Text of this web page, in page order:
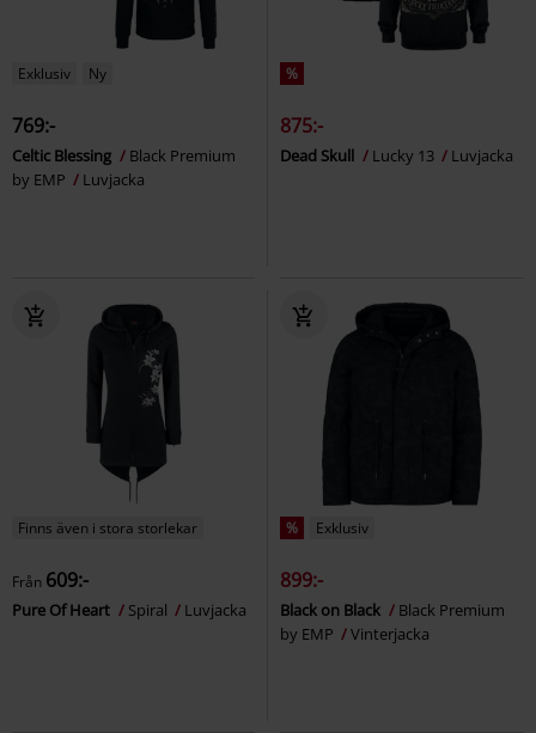
Exklusiv Ny
769:-
Celtic Blessing
Black Premium
by EMP
Luvjacka
%
875:-
Dead Skull Lucky 13 Luvjacka
Finns även i stora storlekar
Från 609:-
Pure Of Heart Spiral Luvjacka
% Exklusiv
899:-
Black on Black
Black Premium
by EMP
Vinterjacka